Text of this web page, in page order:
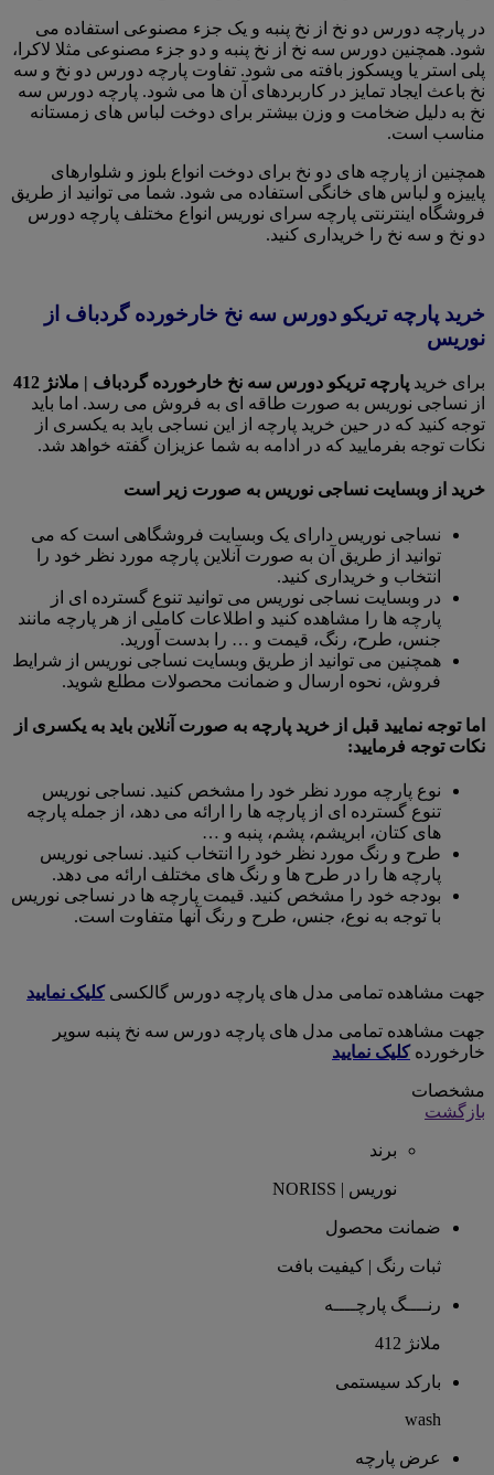
در پارچه دورس دو نخ از نخ پنبه و یک جزء مصنوعی استفاده می
شود. همچنین دورس سه نخ از نخ پنبه و دو جزء مصنوعی مثلا لاکرا،
پلی استر یا ویسکوز بافته می شود. تفاوت پارچه دورس دو نخ و سه
نخ باعث ایجاد تمایز در کاربردهای آن ها می شود. پارچه دورس سه
نخ به دلیل ضخامت و وزن بیشتر برای دوخت لباس های زمستانه
مناسب است.
همچنین از پارچه های دو نخ برای دوخت انواع بلوز و شلوارهای
پاییزه و لباس های خانگی استفاده می شود. شما می توانید از طریق
فروشگاه اینترنتی پارچه سرای نوریس انواع مختلف پارچه دورس
دو نخ و سه نخ را خریداری کنید.
خرید پارچه تریکو دورس سه نخ خارخورده گردباف از
نوریس
برای خرید پارچه تریکو دورس سه نخ خارخورده گردباف | ملانژ 412
از نساجی نوریس به صورت طاقه ای به فروش می رسد. اما باید
توجه کنید که در حین خرید پارچه از این نساجی باید به یکسری از
نکات توجه بفرمایید که در ادامه به شما عزیزان گفته خواهد شد.
خرید از وبسایت نساجی نوریس به صورت زیر است
نساجی نوریس دارای یک وبسایت فروشگاهی است که می
توانید از طریق آن به صورت آنلاین پارچه مورد نظر خود را
انتخاب و خریداری کنید.
در وبسایت نساجی نوریس می توانید تنوع گسترده ای از
پارچه ها را مشاهده کنید و اطلاعات کاملی از هر پارچه مانند
جنس، طرح، رنگ، قیمت و … را بدست آورید.
همچنین می توانید از طریق وبسایت نساجی نوریس از شرایط
فروش، نحوه ارسال و ضمانت محصولات مطلع شوید.
اما توجه نمایید قبل از خرید پارچه به صورت آنلاین باید به یکسری از
نکات توجه فرمایید:
نوع پارچه مورد نظر خود را مشخص کنید. نساجی نوریس
تنوع گسترده ای از پارچه ها را ارائه می دهد، از جمله پارچه
های کتان، ابریشم، پشم، پنبه و …
طرح و رنگ مورد نظر خود را انتخاب کنید. نساجی نوریس
پارچه ها را در طرح ها و رنگ های مختلف ارائه می دهد.
بودجه خود را مشخص کنید. قیمت پارچه ها در نساجی نوریس
با توجه به نوع، جنس، طرح و رنگ آنها متفاوت است.
جهت مشاهده تمامی مدل های پارچه دورس گالکسیکلیک نمایید
جهت مشاهده تمامی مدل های پارچه دورس سه نخ پنبه سوپر
خارخوردهکلیک نمایید
مشخصات
بازگشت
برند
نوریس | NORISS
ضمانت محصول
ثبات رنگ | کیفیت بافت
رنــــگ پارچــــه
ملانژ 412
بارکد سیستمی
wash
عرض پارچه